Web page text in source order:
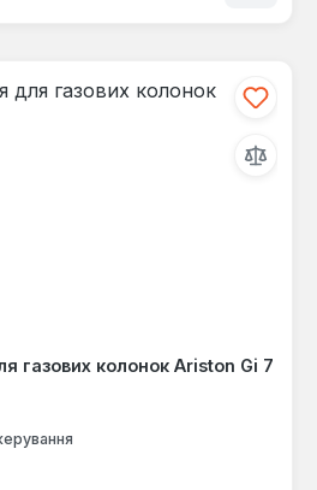
газових колонок Ariston Gi 7